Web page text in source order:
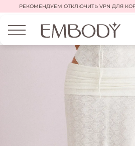
РЕКОМЕНДУЕМ ОТКЛЮЧИТЬ VPN ДЛЯ